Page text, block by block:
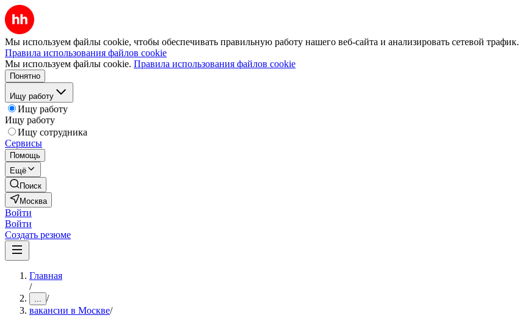
Мы используем файлы cookie, чтобы обеспечивать правильную работу нашего веб-сайта и анализировать сетевой трафик.
Правила использования файлов cookie
Мы используем файлы cookie. Правила использования файлов cookie
Понятно
Ищу работу
Ищу работу
Ищу работу
Ищу сотрудника
Сервисы
Помощь
Ещё
Поиск
Москва
Войти
Войти
Создать резюме
Главная
/
... /
вакансии в Москве/